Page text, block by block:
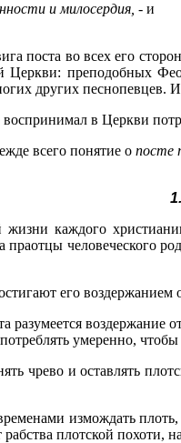
и милосердия, - и
поста во всех его
Церкви: преподобных
других песнопевцев.
воспринимал в Церкви
всего понятие о посте
каждого
праотцы
его
воздержание
умеренно, чтобы
чрево и оставлять
измождать
плотской